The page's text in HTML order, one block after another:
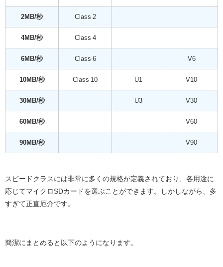
2MB/秒 Class 2
4MB/秒 Class 4
6MB/秒 Class 6 V6
10MB/秒 Class 10 U1 V10
30MB/秒 U3 V30
60MB/秒 V60
90MB/秒 V90
スピードクラスには非常に多くの規格が定義されており、各用途に
応じてマイクロSDカードを選ぶことができます。しかしながら、多
すぎて正直厄介です。
簡潔にまとめると以下のようになります。